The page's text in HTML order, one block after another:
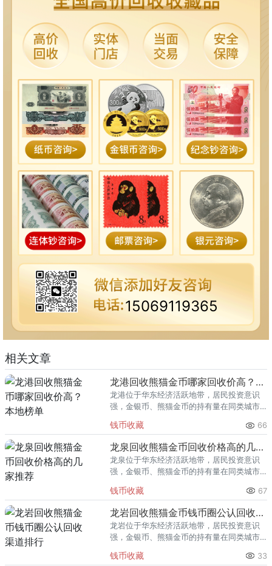
15069119365
相关文章
龙港回收熊猫金币哪家回收价高？本地榜单
龙港位于华东经济活跃地带，居民投资意识
强，金银币、熊猫金币的持有量在同类城市
熊猫金币的需求就明显升温，但鱼龙混杂的
回收渠道里，能精准识别版别溢
钱币收藏 66
龙泉回收熊猫金币回收价格高的几家推荐
龙泉位于华东经济活跃地带，居民投资意识
强，金银币、熊猫金币的持有量在同类城市
熊猫金币的需求就明显升温，但鱼龙混杂的
回收渠道里，能精准识别版别溢
钱币收藏 67
龙岩回收熊猫金币钱币圈公认回收渠道排行
龙岩位于华东经济活跃地带，居民投资意识
强，金银币、熊猫金币的持有量在同类城市
熊猫金币的需求就明显升温，但鱼龙混杂的
钱币收藏 33